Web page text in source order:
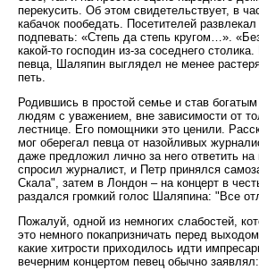
перекусить. Об этом свидетельствует, в
кабачок пообедать. Посетителей
подпевать: «Степь да степь кругом…».
какой-то господин из-за соседнего
певца, Шаляпин выглядел не менее
петь.
Родившись в простой семье и став
людям с уважением, вне зависимости от
лестнице. Его помощники это ценили.
мог оберегал певца от назойливых
даже предложил лично за него ответить
спросил журналист, и Петр принялся
Скала", затем в Лондон – на концерт в
раздался громкий голос Шаляпина: "Все
Пожалуй, одной из немногих слабостей,
это немного покапризничать перед
какие хитрости приходилось идти
вечерним концертом певец обычно заявлял: